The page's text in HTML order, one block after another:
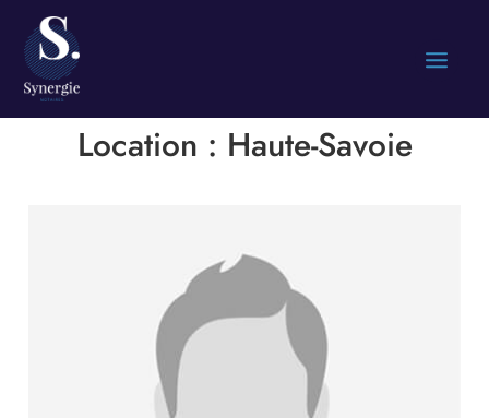
Location : Haute-Savoie